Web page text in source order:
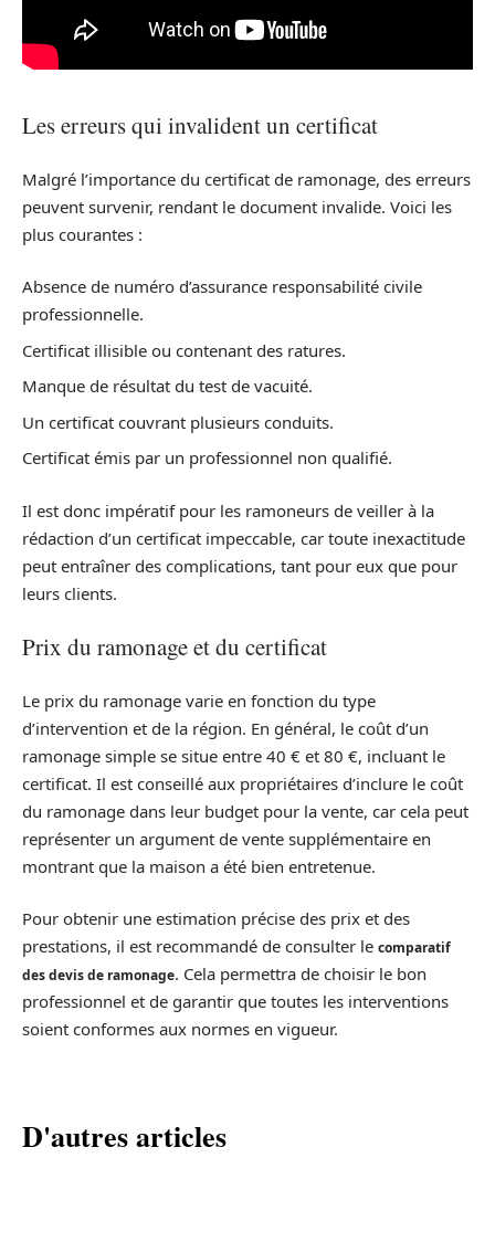
Les erreurs qui invalident un certificat
Malgré l’importance du certificat de ramonage, des erreurs
peuvent survenir, rendant le document invalide. Voici les
plus courantes :
Absence de numéro d’assurance responsabilité civile
professionnelle.
Certificat illisible ou contenant des ratures.
Manque de résultat du test de vacuité.
Un certificat couvrant plusieurs conduits.
Certificat émis par un professionnel non qualifié.
Il est donc impératif pour les ramoneurs de veiller à la
rédaction d’un certificat impeccable, car toute inexactitude
peut entraîner des complications, tant pour eux que pour
leurs clients.
Prix du ramonage et du certificat
Le prix du ramonage varie en fonction du type
d’intervention et de la région. En général, le coût d’un
ramonage simple se situe entre 40 € et 80 €, incluant le
certificat. Il est conseillé aux propriétaires d’inclure le coût
du ramonage dans leur budget pour la vente, car cela peut
représenter un argument de vente supplémentaire en
montrant que la maison a été bien entretenue.
Pour obtenir une estimation précise des prix et des
prestations, il est recommandé de consulter le comparatif
des devis de ramonage. Cela permettra de choisir le bon
professionnel et de garantir que toutes les interventions
soient conformes aux normes en vigueur.
D'autres articles